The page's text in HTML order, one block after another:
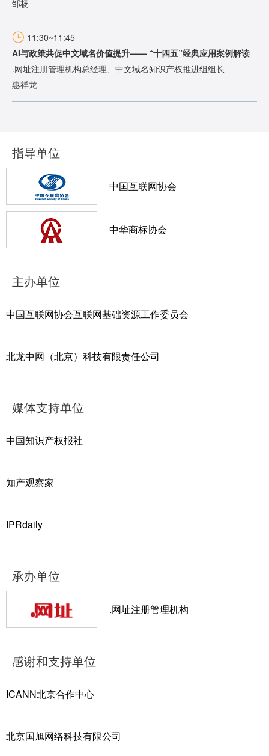
邹杨
11:30~11:45
AI与政策共促中文域名价值提升—— “十四五”经典应用案例解读
.网址注册管理机构总经理、中文域名知识产权推进组组长
惠祥龙
指导单位
中国互联网协会
中华商标协会
主办单位
中国互联网协会互联网基础资源工作委员会
北龙中网（北京）科技有限责任公司
媒体支持单位
中国知识产权报社
知产观察家
IPRdaily
承办单位
.网址注册管理机构
感谢和支持单位
ICANN北京合作中心
北京国旭网络科技有限公司